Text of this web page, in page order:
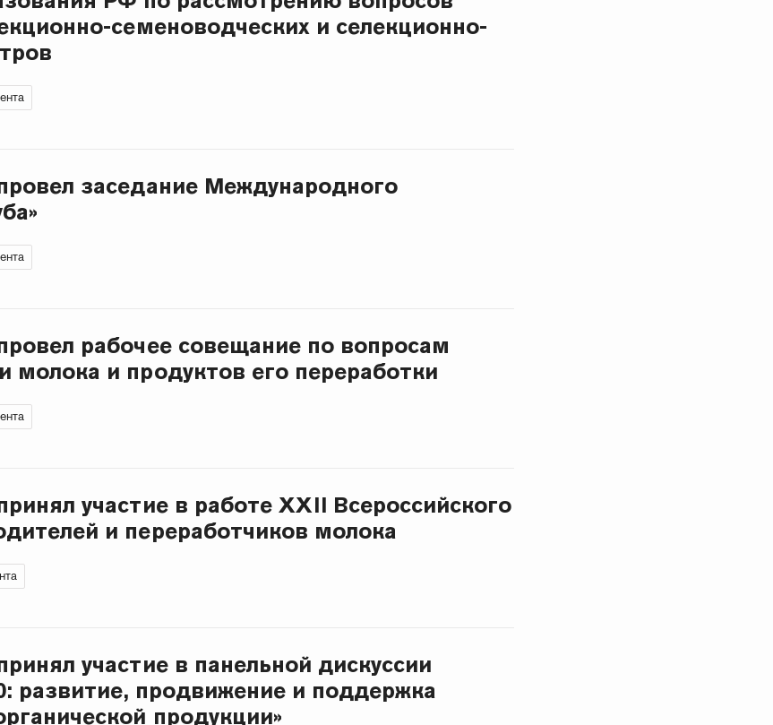
семеноводческих и селекционно-
заседание Международного
рабочее совещание по вопросам
молока и продуктов его переработки
участие в работе XXII Всероссийского
и переработчиков молока
участие в панельной дискуссии
развитие, продвижение и поддержка
продукции»